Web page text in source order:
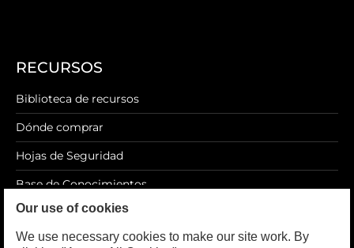
Our use of cookies
We use necessary cookies to make our site work. By
RECURSOS
Biblioteca de recursos
Dónde comprar
Hojas de Seguridad
Base de Conocimientos
Blog